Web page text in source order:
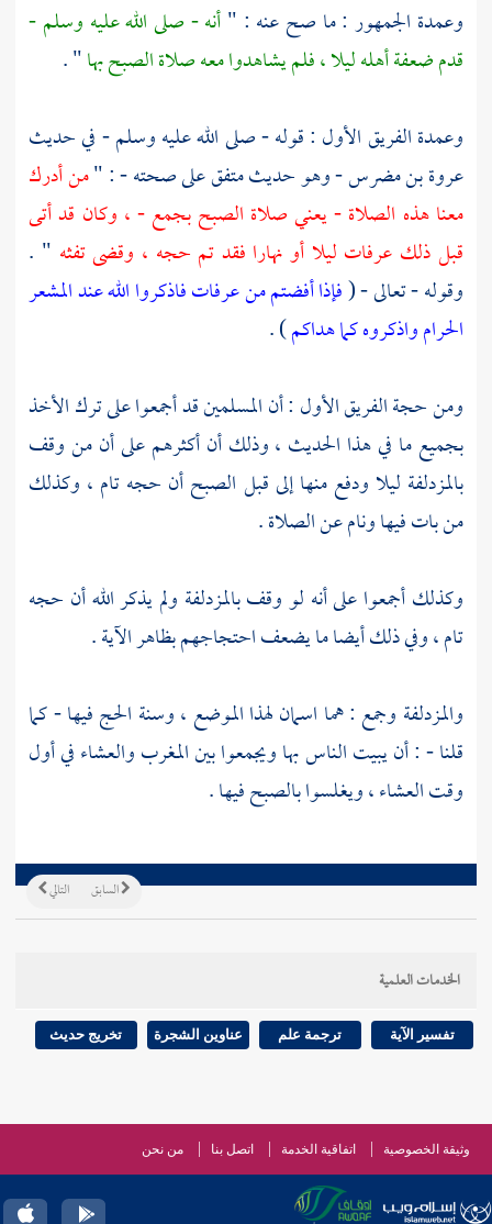
وعمدة الجمهور : ما صح عنه : "أنه - صلى الله عليه وسلم -
قدم ضعفة أهله ليلا ، فلم يشاهدوا معه صلاة الصبح بها" .
وعمدة الفريق الأول : قوله - صلى الله عليه وسلم - في حديث
عروة بن مضرس- وهو حديث متفق على صحته - : "من أدرك
معنا هذه الصلاة - يعني صلاة الصبحبجمع- ، وكان قد أتى
قبل ذلك عرفات ليلا أو نهارا فقد تم حجه ، وقضى تفثه " .
وقوله - تعالى - (فإذا أفضتم من عرفات فاذكروا الله عند المشعر
الحرام واذكروه كما هداكم) .
ومن حجة الفريق الأول : أن المسلمين قد أجمعوا على ترك الأخذ
بجميع ما في هذا الحديث ، وذلك أن أكثرهم على أن من وقف
بالمزدلفة ليلا ودفع منها إلى قبل الصبح أن حجه تام ، وكذلك
من بات فيها ونام عن الصلاة .
وكذلك أجمعوا على أنه لو وقفبالمزدلفة ولم يذكر الله أن حجه
تام ، وفي ذلك أيضا ما يضعف احتجاجهم بظاهر الآية .
والمزدلفة وجمع : هما اسمان لهذا الموضع ، وسنة الحج فيها - كما
قلنا - : أن يبيت الناس بها ويجمعوا بين المغرب والعشاء في أول
وقت العشاء ، ويغلسوا بالصبح فيها .
التالي السابق
الخدمات العلمية
تفسير الآية ترجمة علم عناوين الشجرة تخريج حديث
وثيقة الخصوصية اتفاقية الخدمة اتصل بنا من نحن